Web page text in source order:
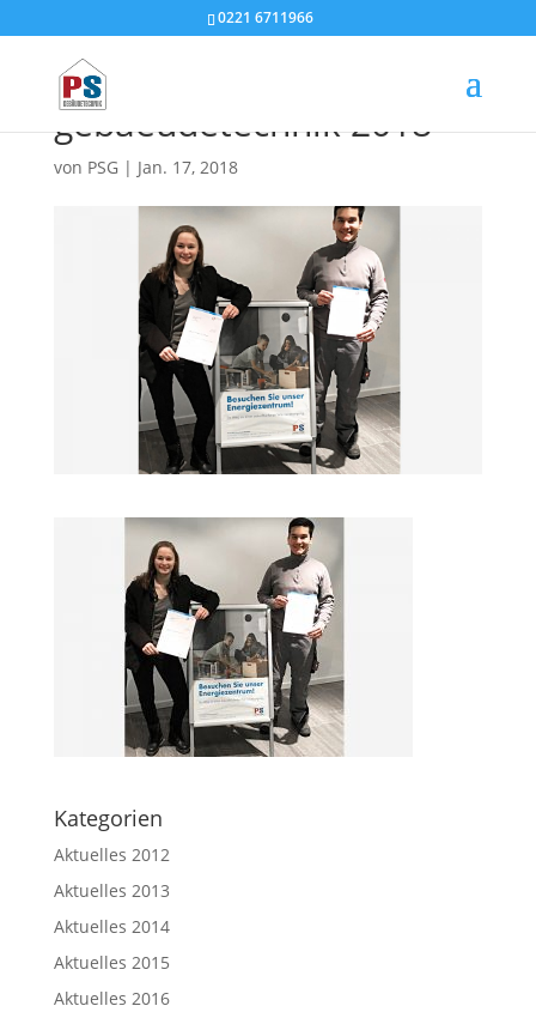
0221 6711966
azubis ps
gebaeudetechnik 2018
von PSG| Jan. 17, 2018
Kategorien
Aktuelles 2012
Aktuelles 2013
Aktuelles 2014
Aktuelles 2015
Aktuelles 2016